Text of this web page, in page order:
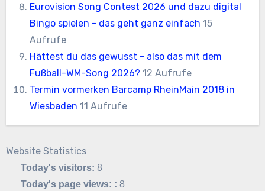
Eurovision Song Contest 2026 und dazu digital
Bingo spielen - das geht ganz einfach 15
Aufrufe
Hättest du das gewusst - also das mit dem
Fußball-WM-Song 2026? 12 Aufrufe
Termin vormerken Barcamp RheinMain 2018 in
Wiesbaden 11 Aufrufe
Website Statistics
Today's visitors:8
Today's page views: :8